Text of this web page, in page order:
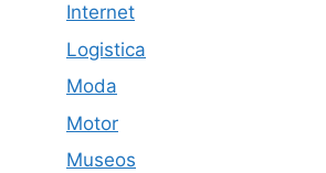
Internet
Logistica
Moda
Motor
Museos